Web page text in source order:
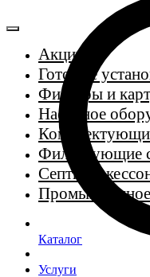
Акции
Готовые
Фильтры и
Насосное
Фильтрующие
Септики,
Промышленное
Каталог
Услуги